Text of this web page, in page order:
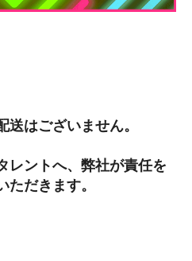
はございません。
レントへ、弊社が責任を
だきます。